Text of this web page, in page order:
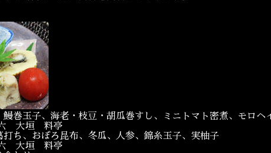
鰻巻玉子、海老・枝豆・胡瓜巻すし、ミニトマト密煮、モロヘ
打ち、おぼろ昆布、冬瓜、人参、錦糸玉子、実柚子